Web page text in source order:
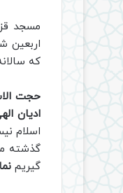
اربعین
که
حجت
ادیان
اسلام
گذشته
گیریم